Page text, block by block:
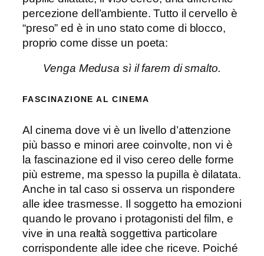
percezione dell’ambiente. Tutto il cervello è
“preso” ed è in uno stato come di blocco,
proprio come disse un poeta:
Venga Medusa sì il farem di smalto.
FASCINAZIONE AL CINEMA
Al cinema dove vi è un livello d’attenzione
più basso e minori aree coinvolte, non vi è
la fascinazione ed il viso cereo delle forme
più estreme, ma spesso la pupilla è dilatata.
Anche in tal caso si osserva un rispondere
alle idee trasmesse. Il soggetto ha emozioni
quando le provano i protagonisti del film, e
vive in una realtà soggettiva particolare
corrispondente alle idee che riceve. Poiché